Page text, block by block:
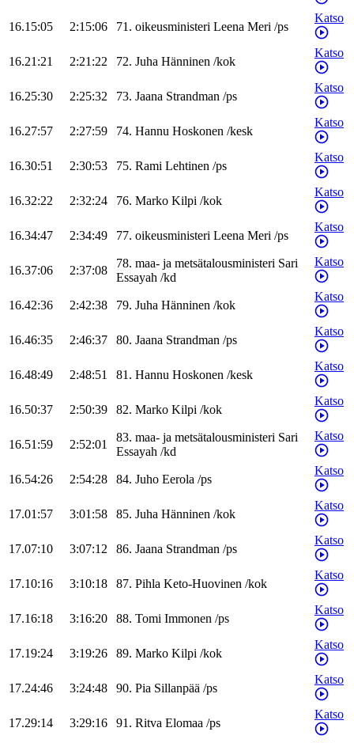
16.15:05 2:15:06 71. oikeusministeri Leena Meri /ps
Katso
16.21:21 2:21:22 72. Juha Hänninen /kok
Katso
16.25:30 2:25:32 73. Jaana Strandman /ps
Katso
16.27:57 2:27:59 74. Hannu Hoskonen /kesk
Katso
16.30:51 2:30:53 75. Rami Lehtinen /ps
Katso
16.32:22 2:32:24 76. Marko Kilpi /kok
Katso
16.34:47 2:34:49 77. oikeusministeri Leena Meri /ps
Katso
16.37:06 2:37:08
78. maa- ja metsätalousministeri Sari
Essayah /kd
Katso
16.42:36 2:42:38 79. Juha Hänninen /kok
Katso
16.46:35 2:46:37 80. Jaana Strandman /ps
Katso
16.48:49 2:48:51 81. Hannu Hoskonen /kesk
Katso
16.50:37 2:50:39 82. Marko Kilpi /kok
Katso
16.51:59 2:52:01
83. maa- ja metsätalousministeri Sari
Essayah /kd
Katso
16.54:26 2:54:28 84. Juho Eerola /ps
Katso
17.01:57 3:01:58 85. Juha Hänninen /kok
Katso
17.07:10 3:07:12 86. Jaana Strandman /ps
Katso
17.10:16 3:10:18 87. Pihla Keto-Huovinen /kok
Katso
17.16:18 3:16:20 88. Tomi Immonen /ps
Katso
17.19:24 3:19:26 89. Marko Kilpi /kok
Katso
17.24:46 3:24:48 90. Pia Sillanpää /ps
Katso
17.29:14 3:29:16 91. Ritva Elomaa /ps
Katso